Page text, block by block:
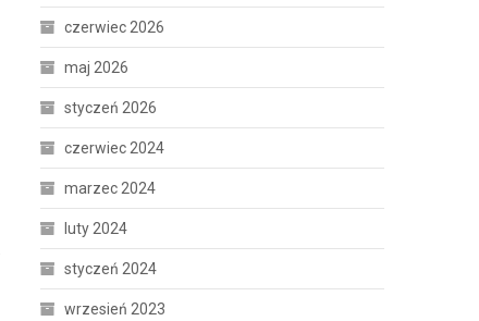
czerwiec 2026
maj 2026
styczeń 2026
czerwiec 2024
marzec 2024
luty 2024
styczeń 2024
wrzesień 2023